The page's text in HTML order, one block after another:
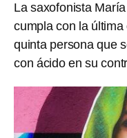
La saxofonista
cumpla con la
quinta persona que
con ácido en su